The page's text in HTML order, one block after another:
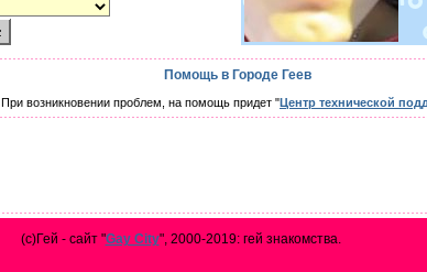
Помощь в Городе Геев
При возникновении проблем, на помощь придет "Центр технической
(с)Гей - сайт "Gay City", 2000-2019: гей знакомства.